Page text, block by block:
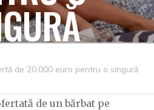
2024 248 LIKES
de 20.000 euro pentru o singură
de un bărbat pe